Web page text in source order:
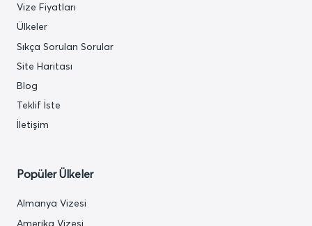
Vize Fiyatları
Ülkeler
Sıkça Sorulan Sorular
Site Haritası
Blog
Teklif İste
İletişim
Popüler Ülkeler
Almanya Vizesi
Amerika Vizesi